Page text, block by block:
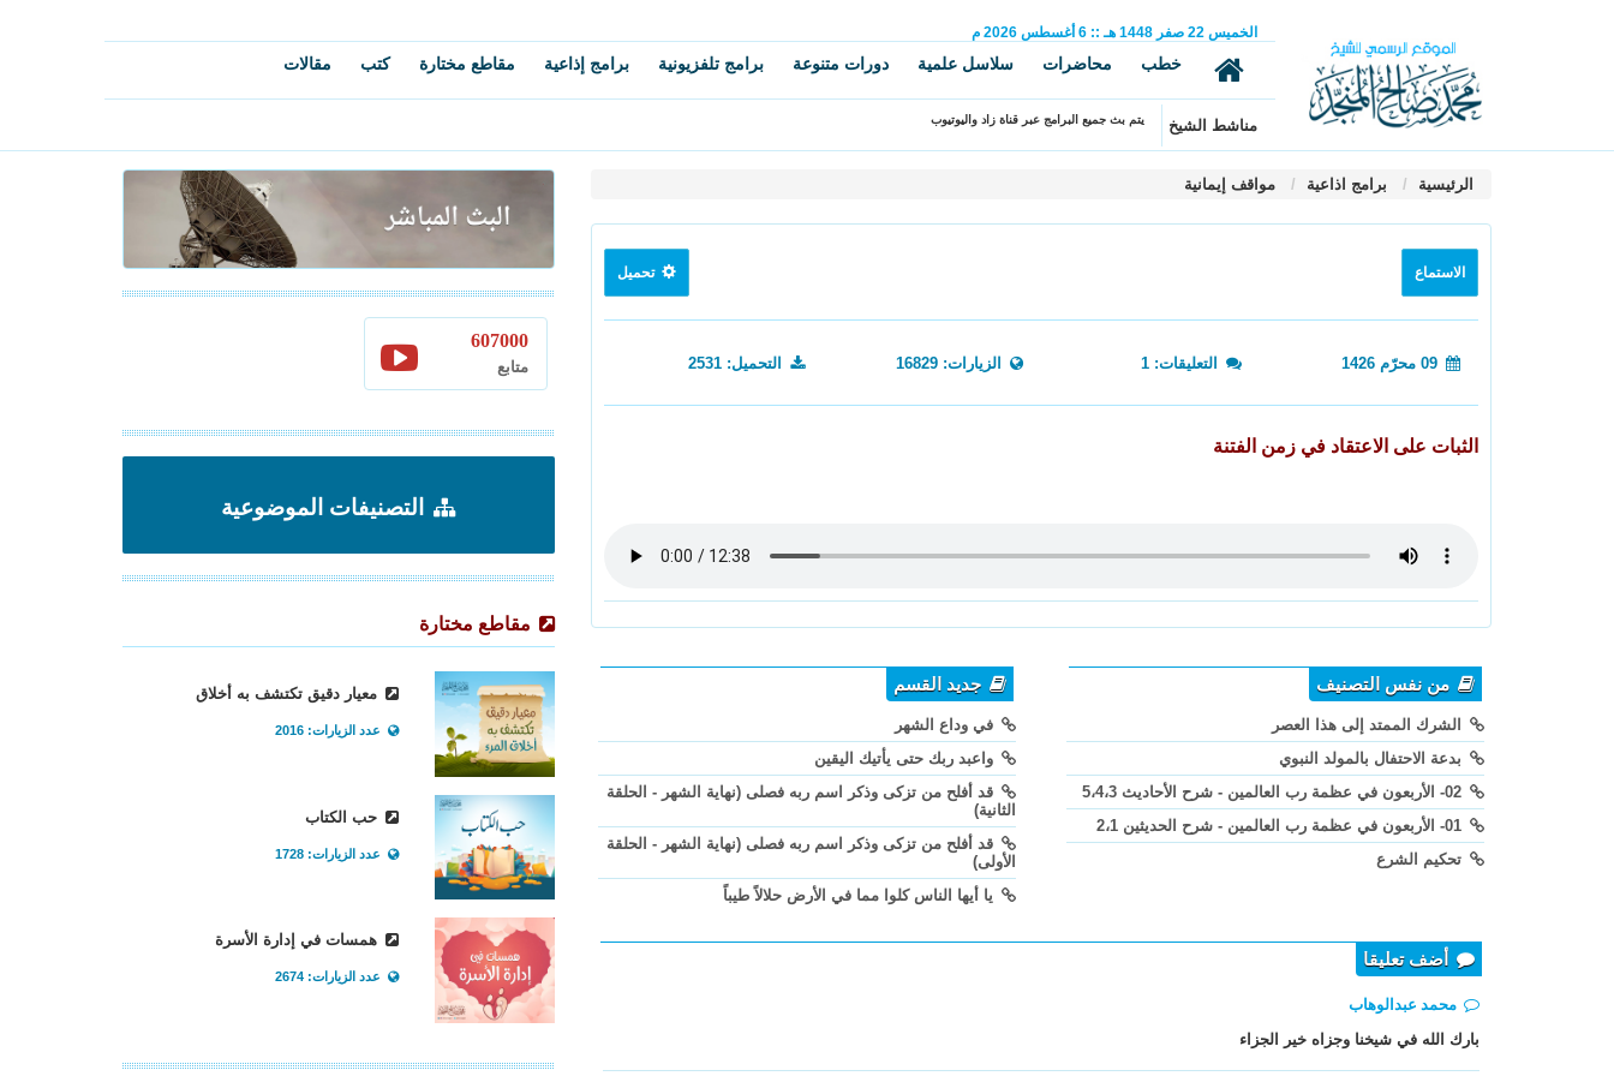
الخميس 22 صفر 1448 هـ ::
6 أغسطس 2026 م
خطب محاضرات سلاسل علمية دورات متنوعة برامج تلفزيونية برامج إذاعية مقاطع مختارة كتب مقالات
مناشط الشيخ يتم بث جميع البرامج عبر قناة زاد واليوتيوب
الرئيسية برامج اذاعية مواقف إيمانية
الاستماع تحميل
التعليقات: 1 الزيارات: 16829 التحميل: 2531
الثبات على الاعتقاد في زمن الفتنة
من نفس التصنيف
الشرك الممتد إلى هذا العصر
بدعة الاحتفال بالمولد النبوي
تحكيم الشرع
جديد القسم
في وداع الشهر
واعبد ربك حتى يأتيك اليقين
قد أفلح من تزكى وذكر اسم ربه فصلى (نهاية الشهر - الحلقة
الثانية)
قد أفلح من تزكى وذكر اسم ربه فصلى (نهاية الشهر - الحلقة
الأولى)
يا أيها الناس كلوا مما في الأرض حلالاً طيباً
أضف تعليقا
محمد عبدالوهاب
بارك الله في شيخنا وجزاه خير الجزاء
607000
متابع
التصنيفات الموضوعية
مقاطع مختارة
معيار دقيق تكتشف به أخلاق
عدد الزيارات: 2016
حب الكتاب
عدد الزيارات: 1728
همسات في إدارة الأسرة
عدد الزيارات: 2674